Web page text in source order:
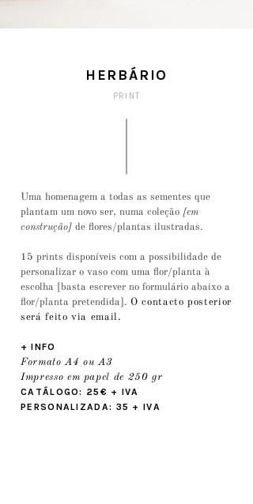
HERBÁRIO
PRINT
Uma homenagem a todas as sementes que
plantam um novo ser, numa coleção [em
construção] de flores/plantas ilustradas.
15 prints disponíveis com a possibilidade de
personalizar o vaso com uma flor/planta à
escolha [basta escrever no formulário abaixo a
flor/planta pretendida]. O contacto posterior
será feito via email.
+ INFO
Formato A4 ou A3
Impresso em papel de 250 gr
CATÁLOGO: 25€ + IVA
PERSONALIZADA: 35 + IVA